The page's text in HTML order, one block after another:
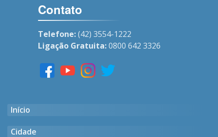
Contato
Telefone:(42) 3554-1222
Ligação Gratuita:0800 642 3326
Início
Cidade